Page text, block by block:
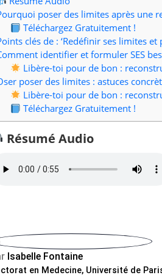
poser des limites après une
Téléchargez Gratuitement !
clés de : ‘Redéfinir ses limites
identifier et formuler SES
Libère-toi pour de bon :
poser des limites : astuces
Libère-toi pour de bon :
Téléchargez Gratuitement !
Résumé Audio
Isabelle Fontaine
en Medecine, Université de